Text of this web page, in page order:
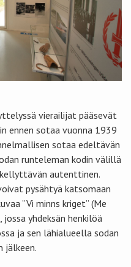
vierailijat pääsevät
ennen sotaa vuonna 1939
sotaa edeltävän
runteleman kodin välillä
autenttinen.
pysähtyä katsomaan
”Vi minns kriget” (Me
yhdeksän henkilöä
ja sen lähialueella sodan
jälkeen.